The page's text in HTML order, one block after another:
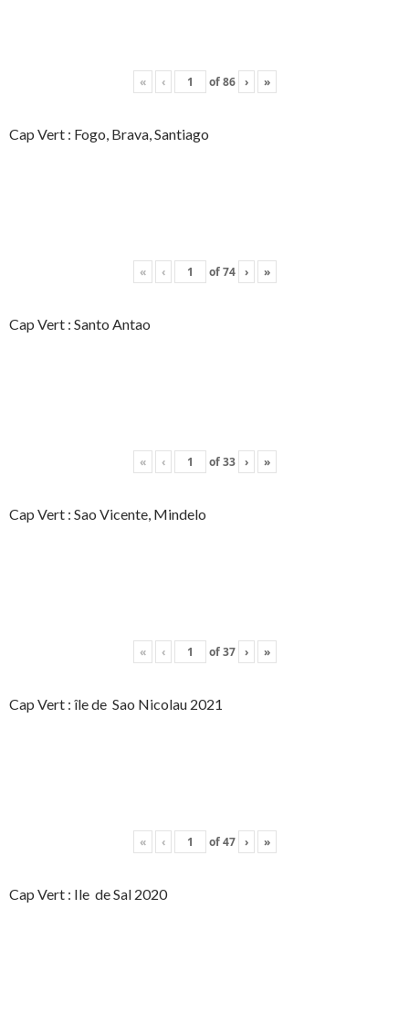
« ‹ of86 › »
Cap Vert : Fogo, Brava, Santiago
« ‹ of74 › »
Cap Vert : Santo Antao
« ‹ of33 › »
Cap Vert : Sao Vicente, Mindelo
« ‹ of37 › »
Cap Vert : île de Sao Nicolau 2021
« ‹ of47 › »
Cap Vert : Ile de Sal 2020